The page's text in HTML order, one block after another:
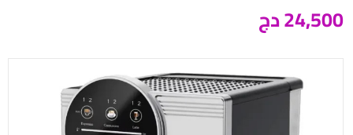
24,500 دج